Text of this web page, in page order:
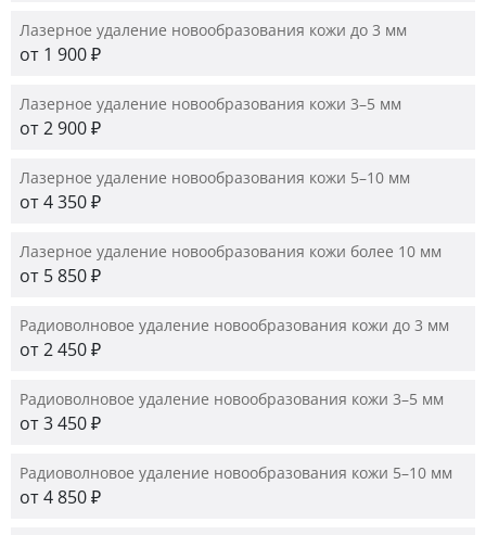
Лазерное удаление новообразования кожи до 3 мм
от 1 900 ₽
Лазерное удаление новообразования кожи 3–5 мм
от 2 900 ₽
Лазерное удаление новообразования кожи 5–10 мм
от 4 350 ₽
Лазерное удаление новообразования кожи более 10 мм
от 5 850 ₽
Радиоволновое удаление новообразования кожи до 3 мм
от 2 450 ₽
Радиоволновое удаление новообразования кожи 3–5 мм
от 3 450 ₽
Радиоволновое удаление новообразования кожи 5–10 мм
от 4 850 ₽